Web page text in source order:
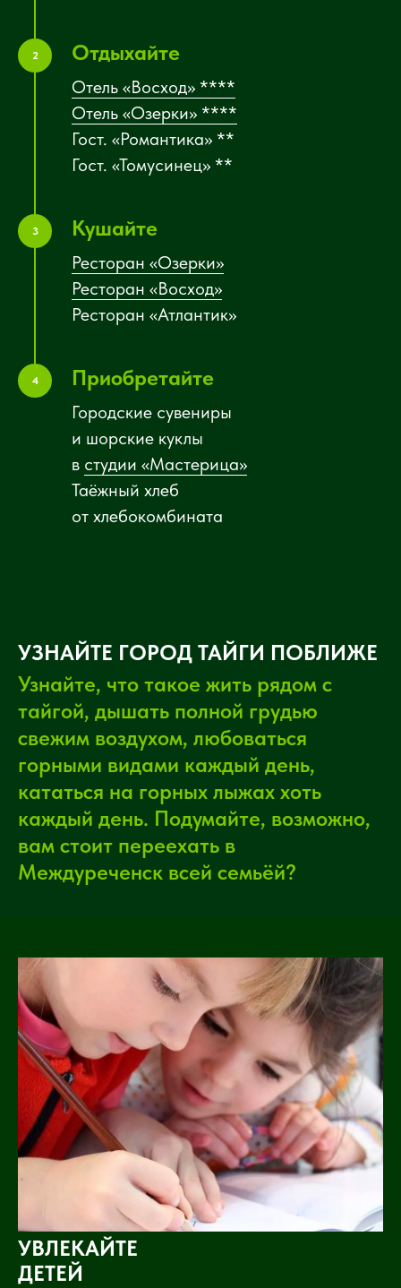
2 Отдыхайте
Отель «Восход» ****
Отель «Озерки» ****
Гост. «Романтика» **
Гост. «Томусинец» **
3 Кушайте
Ресторан «Озерки»
Ресторан «Восход»
Ресторан «Атлантик»
4 Приобретайте
Городские сувениры
и шорские куклы
в студии «Мастерица»
Таёжный хлеб
от хлебокомбината
УЗНАЙТЕ ГОРОД ТАЙГИ ПОБЛИЖЕ
Узнайте, что такое жить рядом с
тайгой, дышать полной грудью
свежим воздухом, любоваться
горными видами каждый день,
кататься на горных лыжах хоть
каждый день. Подумайте, возможно,
вам стоит переехать в
Междуреченск всей семьёй?
УВЛЕКАЙТЕ
ДЕТЕЙ